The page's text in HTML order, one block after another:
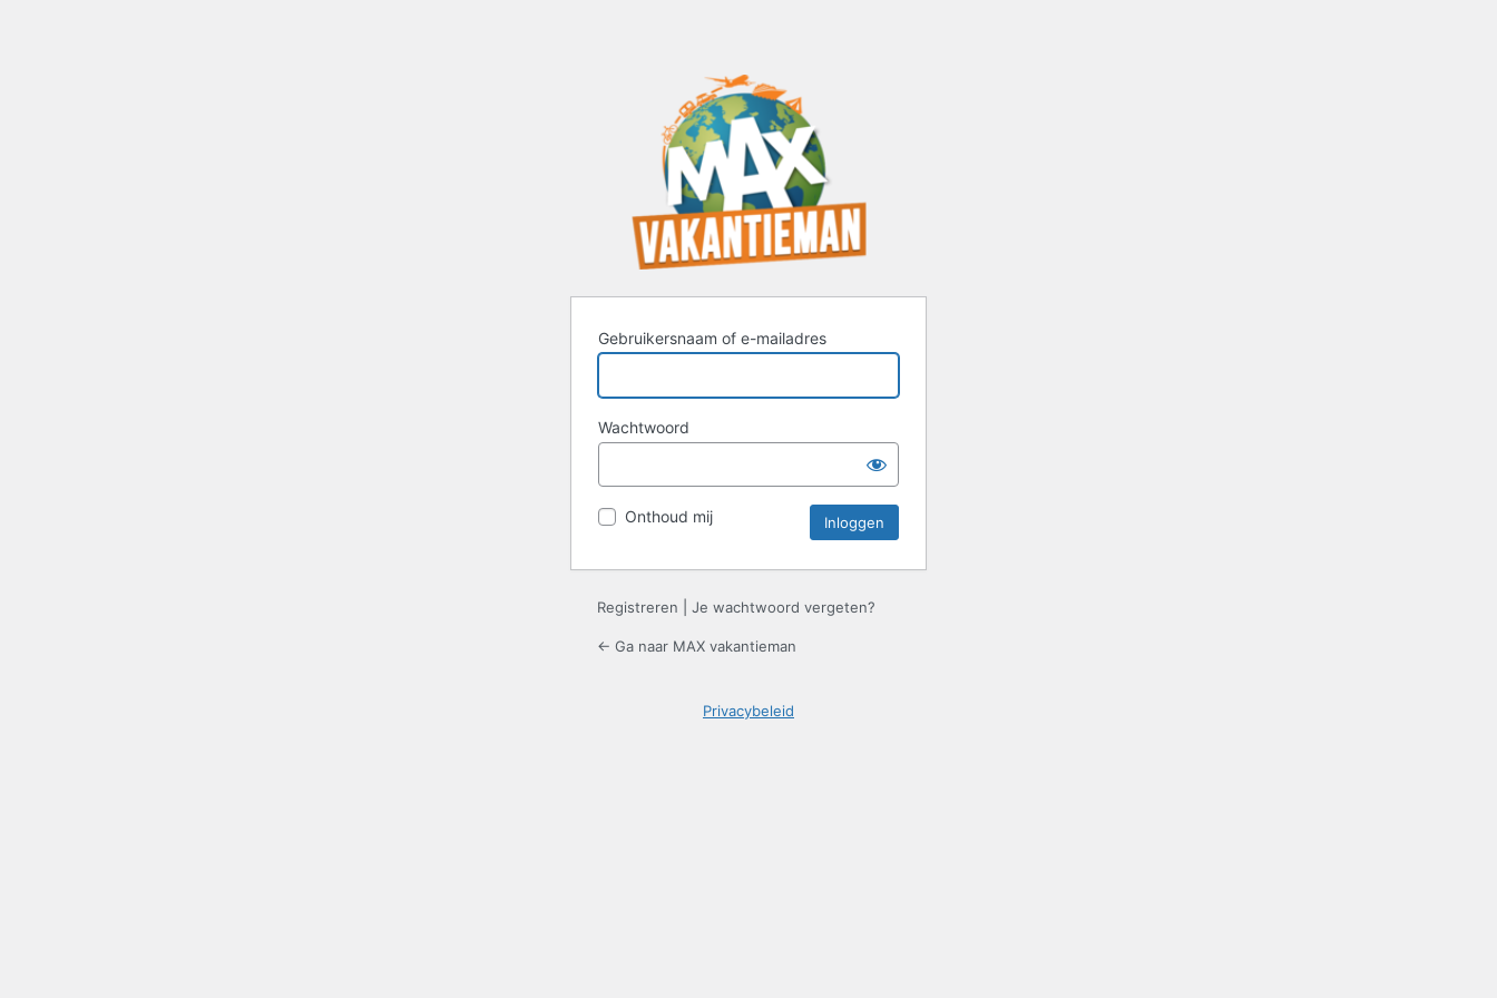
Gebruikersnaam of e-mailadres
Wachtwoord
Onthoud mij
Registreren Je wachtwoord vergeten?
← Ga naar MAX vakantieman
Privacybeleid